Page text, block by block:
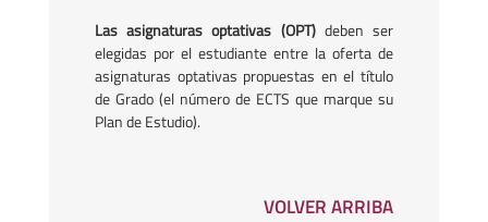
Las asignaturas optativas (OPT)deben ser
elegidas por el estudiante entre la oferta de
asignaturas optativas propuestas en el título
de Grado (el número de ECTS que marque su
Plan de Estudio).
VOLVER ARRIBA